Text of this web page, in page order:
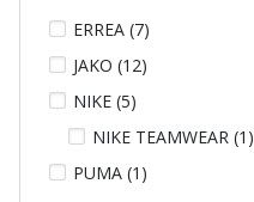
ERREA (7)
JAKO (12)
NIKE (5)
NIKE TEAMWEAR (1)
PUMA (1)